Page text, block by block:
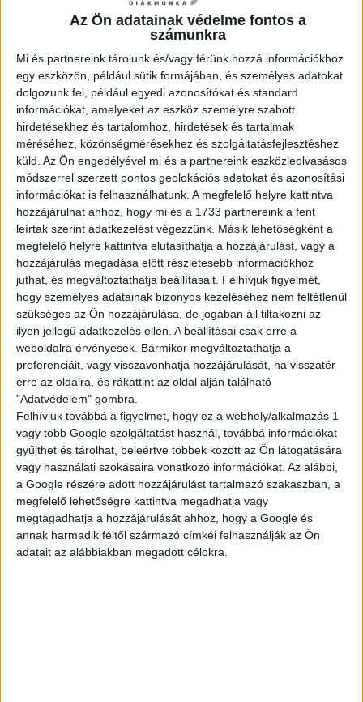
Az Ön adatainak védelme fontos a
számunkra
Mi és partnereink tárolunk és/vagy férünk hozzá információkhoz
egy eszközön, például sütik formájában, és személyes adatokat
dolgozunk fel, például egyedi azonosítókat és standard
információkat, amelyeket az eszköz személyre szabott
hirdetésekhez és tartalomhoz, hirdetések és tartalmak
méréséhez, közönségmérésekhez és szolgáltatásfejlesztéshez
küld. Az Ön engedélyével mi és a partnereink eszközleolvasásos
módszerrel szerzett pontos geolokációs adatokat és azonosítási
információkat is felhasználhatunk. A megfelelő helyre kattintva
hozzájárulhat ahhoz, hogy mi és a 1733 partnereink a fent
leírtak szerint adatkezelést végezzünk. Másik lehetőségként a
megfelelő helyre kattintva elutasíthatja a hozzájárulást, vagy a
hozzájárulás megadása előtt részletesebb információkhoz
juthat, és megváltoztathatja beállításait. Felhívjuk figyelmét,
hogy személyes adatainak bizonyos kezeléséhez nem feltétlenül
szükséges az Ön hozzájárulása, de jogában áll tiltakozni az
ilyen jellegű adatkezelés ellen. A beállításai csak erre a
weboldalra érvényesek. Bármikor megváltoztathatja a
preferenciáit, vagy visszavonhatja hozzájárulását, ha visszatér
erre az oldalra, és rákattint az oldal alján található
"Adatvédelem" gombra.
Felhívjuk továbbá a figyelmet, hogy ez a webhely/alkalmazás 1
vagy több Google szolgáltatást használ, továbbá információkat
gyűjthet és tárolhat, beleértve többek között az Ön látogatására
vagy használati szokásaira vonatkozó információkat. Az alábbi,
a Google részére adott hozzájárulást tartalmazó szakaszban, a
megfelelő lehetőségre kattintva megadhatja vagy
megtagadhatja a hozzájárulását ahhoz, hogy a Google és
annak harmadik féltől származó címkéi felhasználják az Ön
adatait az alábbiakban megadott célokra.
több étterem közül választhatsz
személyzeti kaja
McCard kedvezmények
fejlődési lehetőség, ha hosszabb távon
maradnál
És itt a legjobb rész:
Nem kell kivárnod a hónap végét, hogy
pénzhez juss.
QuickPay
szolgáltatással akár hetente
elkérheted a fizud.
Igen, tényleg!
Plusz számíthatsz extra pénzre esti, éjszakai és
ünnepnapi műszakoknál is.*
25 év alatt pedig a bruttó béred lényegében a
nettód is.
Ami kell hozzá:
minimum 16 éves kor, nyáron 15 (étteremtől
függően)
legalább 2 hónapos munkavégzés
Ha szeretnél egy olyan diákmelót, ami tényleg
összehozható a suli + élet kombóval, dobj egy